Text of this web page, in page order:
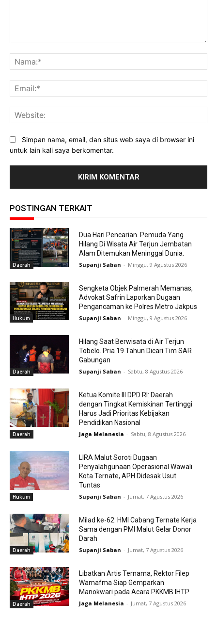
Simpan nama, email, dan situs web saya di browser ini
untuk lain kali saya berkomentar.
POSTINGAN TERKAIT
Daerah
Dua Hari Pencarian. Pemuda Yang
Hilang Di Wisata Air Terjun Jembatan
Alam Ditemukan Meninggal Dunia.
Supanji Saban - Minggu, 9 Agustus 2026
Hukum
Sengketa Objek Palmerah Memanas,
Advokat Safrin Laporkan Dugaan
Pengancaman ke Polres Metro Jakpus
Supanji Saban - Minggu, 9 Agustus 2026
Daerah
Hilang Saat Berwisata di Air Terjun
Tobelo. Pria 19 Tahun Dicari Tim SAR
Gabungan
Supanji Saban - Sabtu, 8 Agustus 2026
Daerah
Ketua Komite III DPD RI: Daerah
dengan Tingkat Kemiskinan Tertinggi
Harus Jadi Prioritas Kebijakan
Pendidikan Nasional
Jaga Melanesia - Sabtu, 8 Agustus 2026
Hukum
LIRA Malut Soroti Dugaan
Penyalahgunaan Operasional Wawali
Kota Ternate, APH Didesak Usut
Tuntas
Supanji Saban - Jumat, 7 Agustus 2026
Daerah
Milad ke-62: HMI Cabang Ternate Kerja
Sama dengan PMI Malut Gelar Donor
Darah
Supanji Saban - Jumat, 7 Agustus 2026
Daerah
Libatkan Artis Ternama, Rektor Filep
Wamafma Siap Gemparkan
Manokwari pada Acara PKKMB IHTP
Jaga Melanesia - Jumat, 7 Agustus 2026